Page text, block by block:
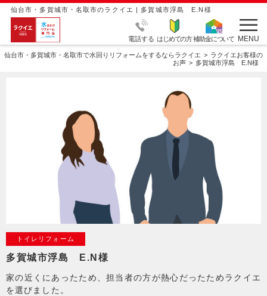
仙台市・多賀城市・名取市のラクイエ | 多賀城市浮島 E.N様
電話する はじめての方補助金について MENU
仙台市・多賀城市・名取市で水回りリフォームをするならラクイエ
ラクイエお客様の
お声
多賀城市浮島 E.N様
トイレリフォーム
多賀城市浮島 E.N様
家の近くにあったため、担当者の方が熱心だったためラクイエ
を選びました。